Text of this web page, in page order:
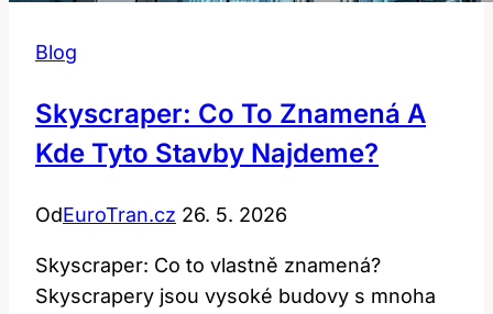
Blog
Skyscraper: Co To Znamená A
Kde Tyto Stavby Najdeme?
OdEuroTran.cz 26. 5. 2026
Skyscraper: Co to vlastně znamená?
Skyscrapery jsou vysoké budovy s mnoha